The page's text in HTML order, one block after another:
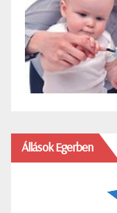
Állások Egerben